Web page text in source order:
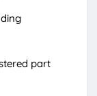
part